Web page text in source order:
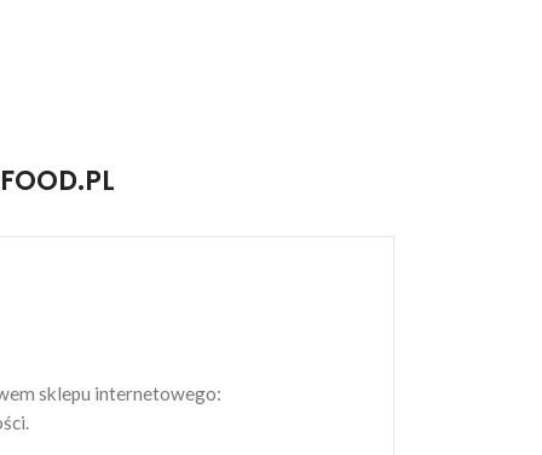
sklepu internetowego: